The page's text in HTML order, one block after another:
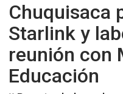
Chuquisaca
Starlink y
reunión con
Educación